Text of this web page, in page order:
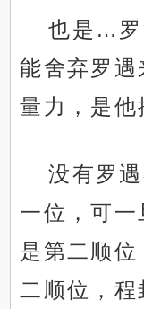
也是…罗
能舍弃罗遇
量力，是他
没有罗
一位，可
是第二顺
二顺位，程